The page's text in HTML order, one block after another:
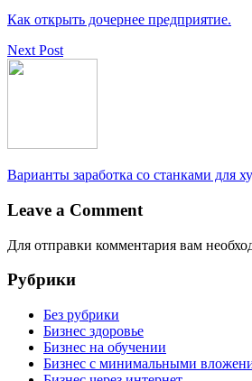
Как открыть дочернее предприятие.
Next Post
Варианты заработка со станками для
Leave a Comment
Для отправки комментария вам
Рубрики
Без рубрики
Бизнес здоровье
Бизнес на обучении
Бизнес с минимальными